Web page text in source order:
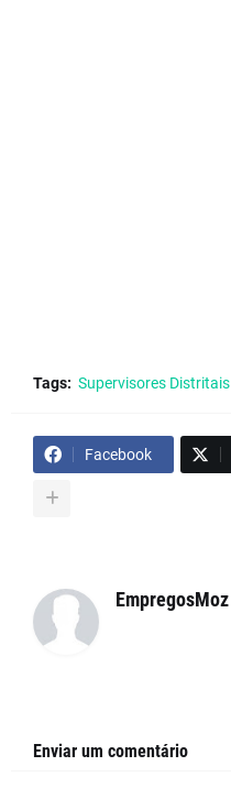
Tags: Supervisores Distritais
Facebook
EmpregosMoz
Enviar um comentário